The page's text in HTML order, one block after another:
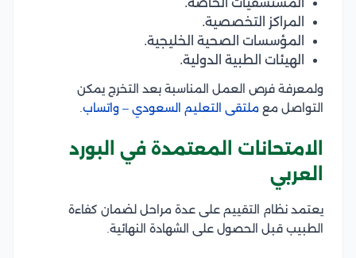
المراكز التخصصية.
المؤسسات الصحية الخليجية.
الهيئات الطبية الدولية.
ولمعرفة فرص العمل المناسبة بعد التخرج يمكن
التواصل مع ملتقى التعليم السعودي – واتساب
الامتحانات المعتمدة في البورد
العربي
يعتمد نظام التقييم على عدة مراحل لضمان كفاءة
الطبيب قبل الحصول على الشهادة النهائية.